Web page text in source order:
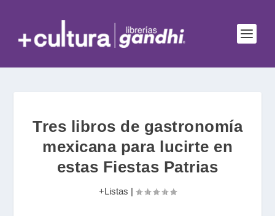
Tres libros de gastronomía
mexicana para lucirte en
estas Fiestas Patrias
+Listas |